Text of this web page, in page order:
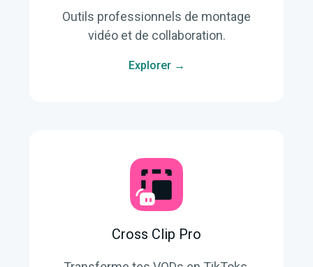
Outils professionnels de montage
vidéo et de collaboration.
Explorer →
Cross Clip Pro